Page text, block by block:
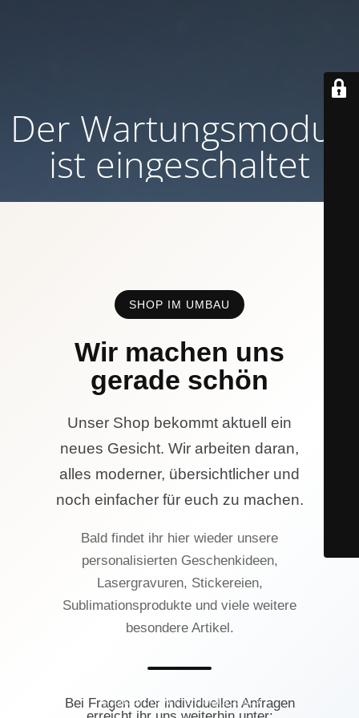
Der Wartungsmodus
ist eingeschaltet
SHOP IM UMBAU
Wir machen uns
gerade schön
Unser Shop bekommt aktuell ein
neues Gesicht. Wir arbeiten daran,
alles moderner, übersichtlicher und
noch einfacher für euch zu machen.
Bald findet ihr hier wieder unsere
personalisierten Geschenkideen,
Lasergravuren, Stickereien,
Sublimationsprodukte und viele weitere
besondere Artikel.
Bei Fragen oder individuellen Anfragen
© Lasercrew Hamburg 2023